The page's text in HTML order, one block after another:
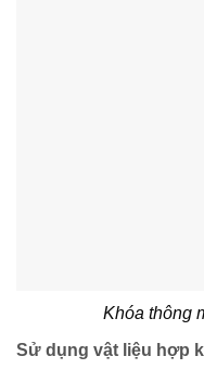
Khóa thông
Sử dụng vật liệu hợp